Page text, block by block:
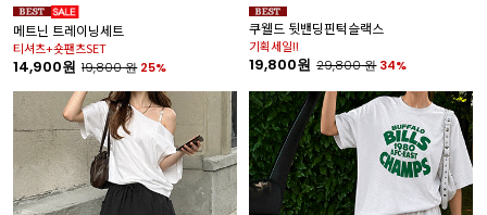
메트닌 트레이닝세트
티셔츠+숏팬츠SET
14,900원 19,800원 25%
쿠웰드 뒷밴딩핀턱슬랙스
기획세일!!
19,800원 29,800원 34%